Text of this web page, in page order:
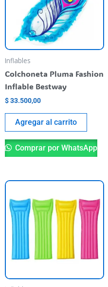
Inflables
Colchoneta Pluma Fashion
Inflable Bestway
$33.500,00
Agregar al carrito
Comprar por WhatsApp
se